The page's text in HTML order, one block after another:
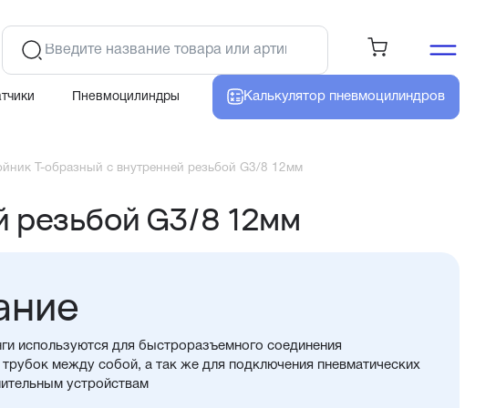
Пневмоцилиндры Калькулятор пневмоцилиндров
Т-образный с внутренней резьбой G3/8 12мм
резьбой G3/8 12мм
используются для быстроразъемного соединения
трубок между собой, а так же для подключения пневматических
устройствам